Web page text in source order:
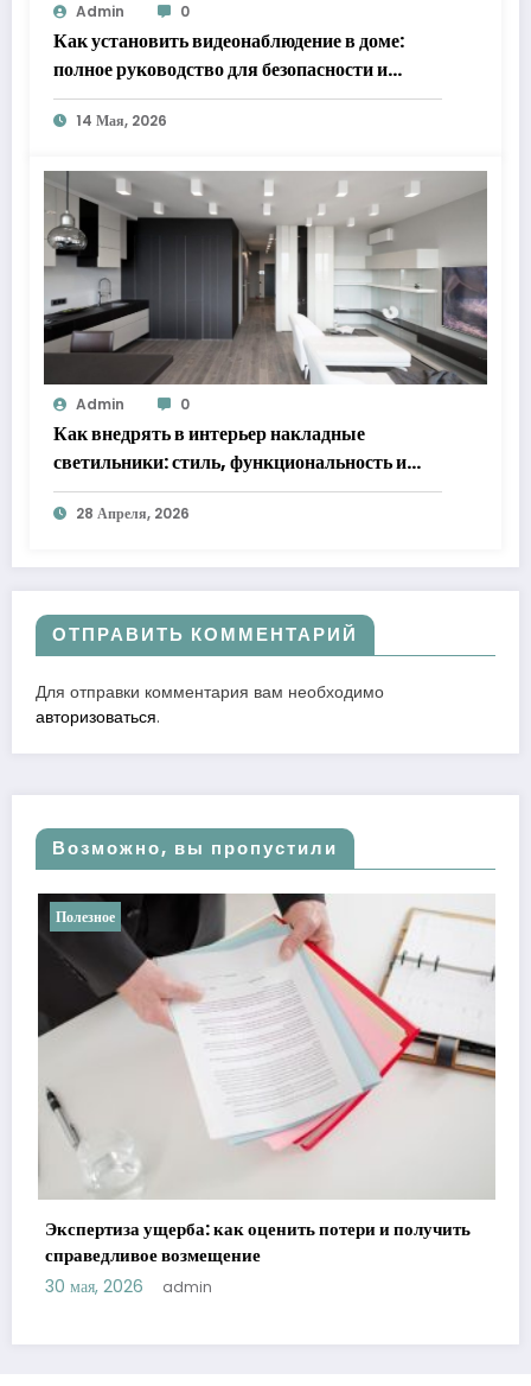
Admin 0
Как установить видеонаблюдение в доме:
полное руководство для безопасности и
спокойствия
14 Мая, 2026
Admin 0
Как внедрять в интерьер накладные
светильники: стиль, функциональность и
практические решения
28 Апреля, 2026
ОТПРАВИТЬ КОММЕНТАРИЙ
Для отправки комментария вам необходимо
авторизоваться.
Возможно, вы пропустили
и получить
Полезное
21 мая, 2026 admin